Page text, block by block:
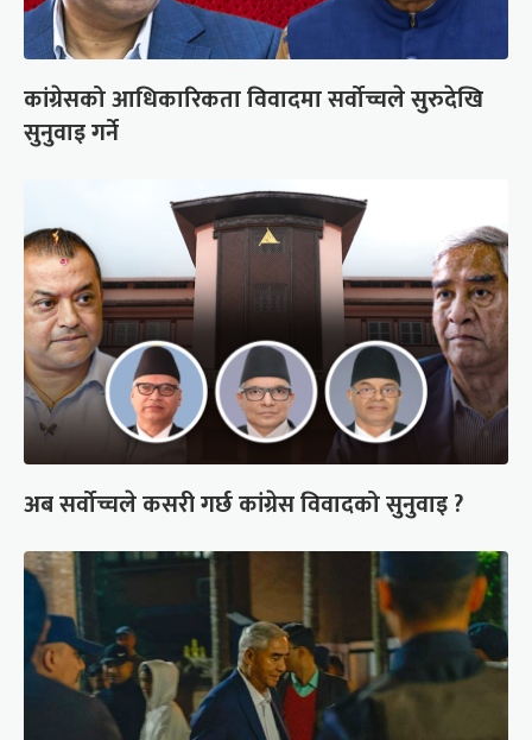
कांग्रेसको आधिकारिकता विवादमा सर्वोच्चले सुरुदेखि
सुनुवाइ गर्ने
अब सर्वोच्चले कसरी गर्छ कांग्रेस विवादको सुनुवाइ ?